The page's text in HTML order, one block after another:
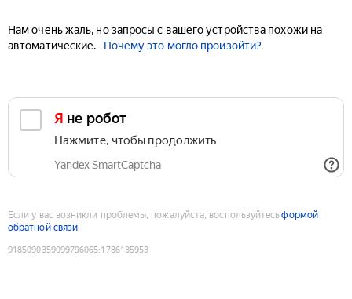
Нам очень жаль, но запросы с вашего устройства похожи на
автоматические.
Почему это могло произойти?
Я не робот
Нажмите, чтобы продолжить
Yandex SmartCaptcha
Если у вас возникли проблемы, пожалуйста, воспользуйтесьформой
обратной связи
9185090359099796065:1786135953